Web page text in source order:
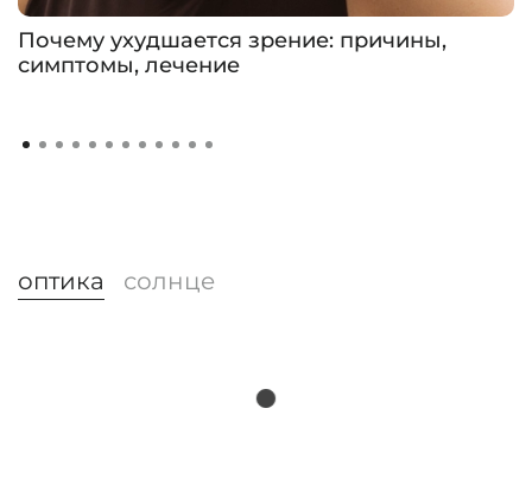
Почему ухудшается зрение: причины,
симптомы, лечение
оптика солнце